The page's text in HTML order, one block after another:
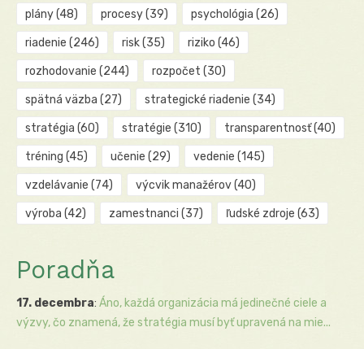
plány(48) procesy(39) psychológia (26)
riadenie (246) risk(35) riziko (46)
rozhodovanie (244) rozpočet (30)
spätná väzba (27) strategické riadenie (34)
stratégia (60) stratégie (310) transparentnosť(40)
tréning (45) učenie (29) vedenie (145)
vzdelávanie (74) výcvik manažérov(40)
výroba (42) zamestnanci (37) ľudské zdroje (63)
Poradňa
17. decembra: Áno, každá organizácia má jedinečné ciele a
výzvy, čo znamená, že stratégia musí byť upravená na mie...